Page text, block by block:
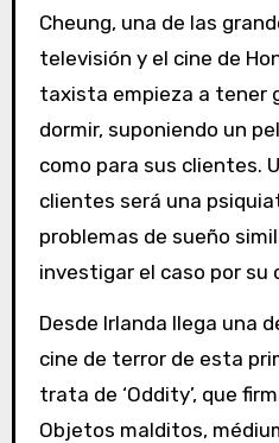
Cheung, una de las
televisión y el cine de
taxista empieza a tener
dormir, suponiendo un
como para sus clientes.
clientes será una
problemas de sueño
investigar el caso por su
Desde Irlanda llega una
cine de terror de esta
trata de ‘Oddity’, que
Objetos malditos,